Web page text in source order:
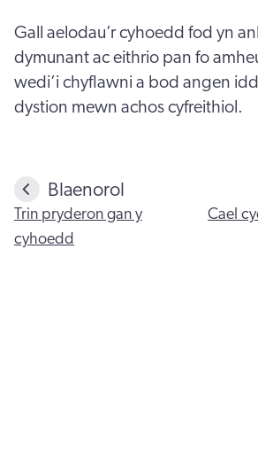
Gall aelodau’r cyhoedd fod yn
dymunant ac eithrio pan fo
wedi’i chyflawni a bod angen
dystion mewn achos cyfreithiol.
Blaenorol
Trin pryderon gan y
cyhoedd
Cael